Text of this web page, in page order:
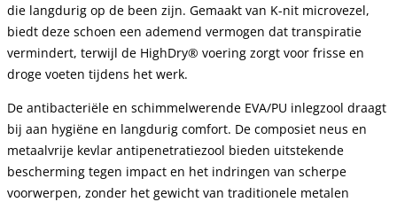
die langdurig op de been zijn. Gemaakt van K-nit microvezel,
biedt deze schoen een ademend vermogen dat transpiratie
vermindert, terwijl de HighDry® voering zorgt voor frisse en
droge voeten tijdens het werk.
De antibacteriële en schimmelwerende EVA/PU inlegzool draagt
bij aan hygiëne en langdurig comfort. De composiet neus en
metaalvrije kevlar antipenetratiezool bieden uitstekende
bescherming tegen impact en het indringen van scherpe
voorwerpen, zonder het gewicht van traditionele metalen